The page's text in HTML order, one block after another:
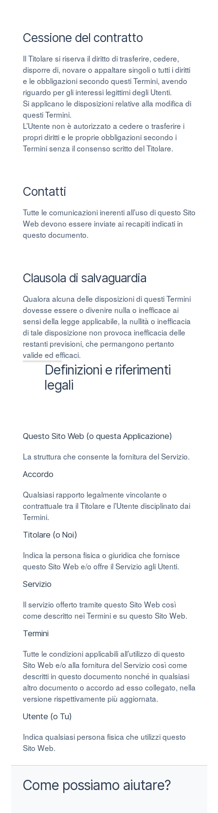
Cessione del contratto
Il Titolare si riserva il diritto di trasferire, cedere,
disporre di, novare o appaltare singoli o tutti i diritti
e le obbligazioni secondo questi Termini, avendo
riguardo per gli interessi legittimi degli Utenti.
Si applicano le disposizioni relative alla modifica di
questi Termini.
L’Utente non è autorizzato a cedere o trasferire i
propri diritti e le proprie obbligazioni secondo i
Termini senza il consenso scritto del Titolare.
Contatti
Tutte le comunicazioni inerenti all’uso di questo Sito
Web devono essere inviate ai recapiti indicati in
questo documento.
Clausola di salvaguardia
Qualora alcuna delle disposizioni di questi Termini
dovesse essere o divenire nulla o inefficace ai
sensi della legge applicabile, la nullità o inefficacia
di tale disposizione non provoca inefficacia delle
restanti previsioni, che permangono pertanto
valide ed efficaci.
Definizioni e riferimenti
legali
Questo Sito Web (o questa Applicazione)
La struttura che consente la fornitura del Servizio.
Accordo
Qualsiasi rapporto legalmente vincolante o
contrattuale tra il Titolare e l’Utente disciplinato dai
Termini.
Titolare (o Noi)
Indica la persona fisica o giuridica che fornisce
questo Sito Web e/o offre il Servizio agli Utenti.
Servizio
Il servizio offerto tramite questo Sito Web così
come descritto nei Termini e su questo Sito Web.
Termini
Tutte le condizioni applicabili all’utilizzo di questo
Sito Web e/o alla fornitura del Servizio così come
descritti in questo documento nonché in qualsiasi
altro documento o accordo ad esso collegato, nella
versione rispettivamente più aggiornata.
Utente (o Tu)
Indica qualsiasi persona fisica che utilizzi questo
Sito Web.
Come possiamo aiutare?